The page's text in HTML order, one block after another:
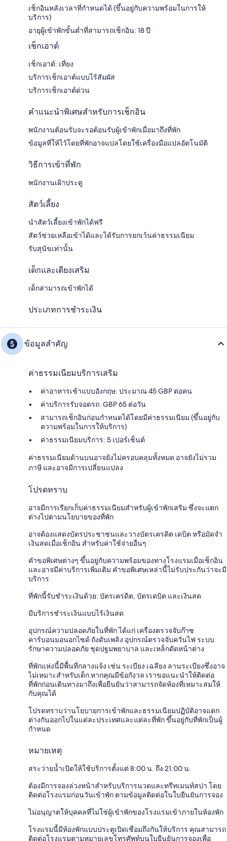
เช็กอินหลังเวลาที่กำหนดได้ (ขึ้นอยู่กับความพร้อมในการให้
บริการ)
อายุผู้เข้าพักขั้นต่ำที่สามารถเช็กอิน: 18 ปี
เช็กเอาต์
เช็กเอาต์: เที่ยง
บริการเช็กเอาต์แบบไร้สัมผัส
บริการเช็กเอาต์ด่วน
คำแนะนำพิเศษสำหรับการเช็กอิน
พนักงานต้อนรับจะรอต้อนรับผู้เข้าพักเมื่อมาถึงที่พัก
ข้อมูลที่ให้ไว้โดยที่พักอาจแปลโดยใช้เครื่องมือแปลอัตโนมัติ
วิธีการเข้าที่พัก
พนักงานเฝ้าประตู
สัตว์เลี้ยง
นำสัตว์เลี้ยงเข้าพักได้ฟรี
สัตว์ช่วยเหลือเข้าได้และได้รับการยกเว้นค่าธรรมเนียม
รับสุนัขเท่านั้น
เด็กและเตียงเสริม
เด็กสามารถเข้าพักได้
ประเภทการชำระเงิน
ข้อมูลสำคัญ
ค่าธรรมเนียมบริการเสริม
ค่าอาหารเช้าแบบอังกฤษ: ประมาณ 45 GBP ต่อคน
ค่าบริการรับจอดรถ: GBP 65 ต่อวัน
สามารถเช็กอินก่อนกำหนดได้โดยมีค่าธรรมเนียม (ขึ้นอยู่กับ
ความพร้อมในการให้บริการ)
ค่าธรรมเนียมบริการ: 5 เปอร์เซ็นต์
ค่าธรรมเนียมด้านบนอาจยังไม่ครอบคลุมทั้งหมด อาจยังไม่รวม
ภาษี และอาจมีการเปลี่ยนแปลง
โปรดทราบ
อาจมีการเรียกเก็บค่าธรรมเนียมสำหรับผู้เข้าพักเสริม ซึ่งจะแตก
ต่างไปตามนโยบายของที่พัก
อาจต้องแสดงบัตรประชาชนและวางบัตรเครดิต เดบิต หรือมัดจำ
เงินสดเมื่อเช็กอิน สำหรับค่าใช้จ่ายอื่นๆ
คำขอพิเศษต่างๆ ขึ้นอยู่กับความพร้อมของทางโรงแรมเมื่อเช็กอิน
และอาจมีค่าบริการเพิ่มเติม คำขอพิเศษเหล่านี้ไม่รับประกันว่าจะมี
บริการ
ที่พักนี้รับชำระเงินด้วย: บัตรเครดิต, บัตรเดบิต และเงินสด
มีบริการชำระเงินแบบไร้เงินสด
อุปกรณ์ความปลอดภัยในที่พัก ได้แก่ เครื่องตรวจจับก๊าซ
คาร์บอนมอนอกไซด์ ถังดับเพลิง อุปกรณ์ตรวจจับควันไฟ ระบบ
รักษาความปลอดภัย ชุดปฐมพยาบาล และเหล็กดัดหน้าต่าง
ที่พักแห่งนี้มีพื้นที่กลางแจ้ง เช่น ระเบียง เฉลียง ลานระเบียงซึ่งอาจ
ไม่เหมาะสำหรับเด็ก หากคุณมีข้อกังวล เราขอแนะนำให้ติดต่อ
ที่พักก่อนเดินทางมาถึงเพื่อยืนยันว่าสามารถจัดห้องที่เหมาะสมให้
กับคุณได้
โปรดทราบว่านโยบายการเข้าพักและธรรมเนียมปฏิบัติอาจแตก
ต่างกันออกไปในแต่ละประเทศและแต่ละที่พัก ขึ้นอยู่กับที่พักเป็นผู้
กำหนด
หมายเหตุ
สระว่ายน้ำเปิดให้ใช้บริการตั้งแต่ 8:00 น. ถึง 21:00 น.
ต้องมีการจองล่วงหน้าสำหรับบริการนวดและทรีทเมนท์สปา โดย
ติดต่อโรงแรมก่อนวันเข้าพัก ตามข้อมูลติดต่อในใบยืนยันการจอง
ไม่อนุญาตให้บุคคลที่ไม่ใช่ผู้เข้าพักของโรงแรมเข้าภายในห้องพัก
โรงแรมนี้มีห้องพักแบบประตูเปิดเชื่อมถึงกันให้บริการ คุณสามารถ
ติดต่อโรงแรมตามหมายเลขโทรศัพท์บนใบยืนยันการจองเพื่อ